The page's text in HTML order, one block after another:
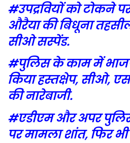
#उपद्रवियों को टोकने
औरैया की बिधूना
सीओ सस्पेंड.
#पुलिस के काम में
किया हस्तक्षेप, सीओ,
की नारेबाजी.
#एडीएम और अपर
पर मामला शांत, फिर